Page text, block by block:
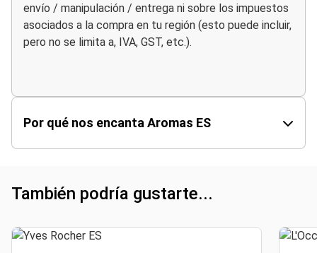
envío / manipulación / entrega ni sobre los impuestos
asociados a la compra en tu región (esto puede incluir,
pero no se limita a, IVA, GST, etc.).
Por qué nos encanta Aromas ES
También podría gustarte...